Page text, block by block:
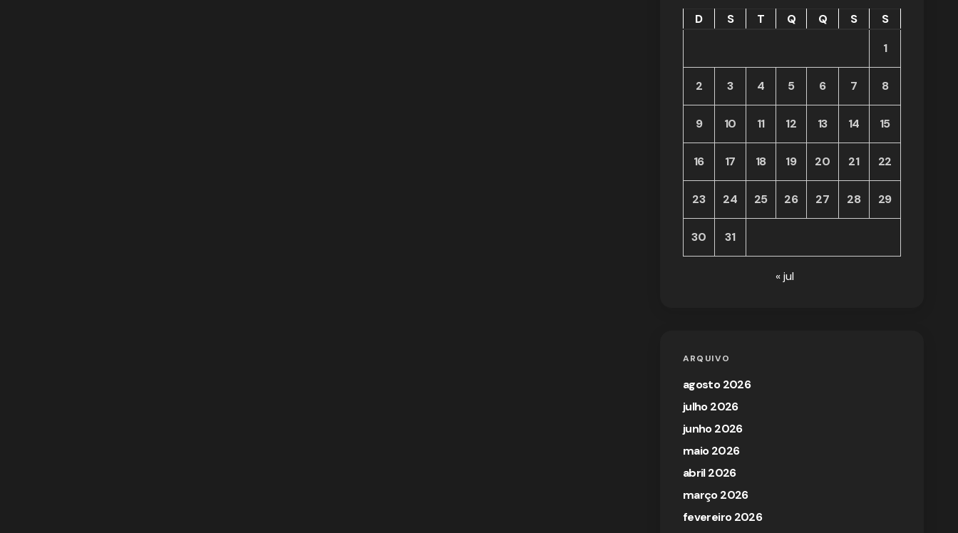
D S T Q Q S
S
1
2 3 4 5 6 7 8
9 10 11 12 13 14 15
16 17 18 19 20 21 22
23 24 25 26 27 28 29
30 31
« jul
ARQUIVO
agosto 2026
julho 2026
junho 2026
maio 2026
abril 2026
março 2026
fevereiro 2026